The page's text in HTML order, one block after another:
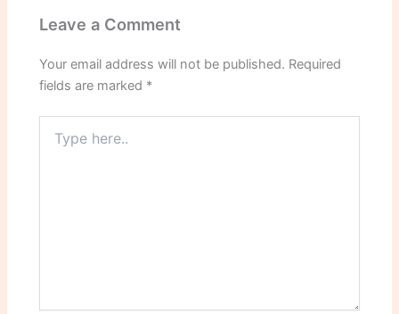
Leave a Comment
Your email address will not be published. Required
fields are marked *
here..